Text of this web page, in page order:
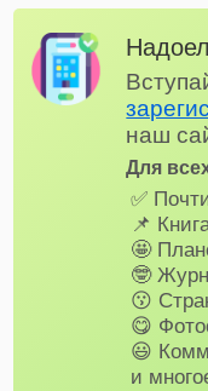
наш
Для
✅
📌
🤩
🤓
😗
😋
😃
и